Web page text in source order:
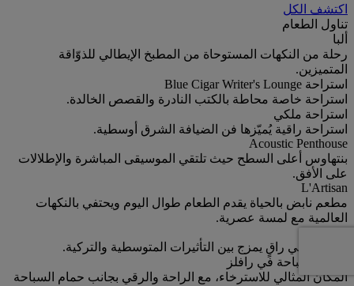
اكتشف الكل
تناول الطعام
ألبا
رحلة من النكهات المستوحاة من المطبخ الإيطالي للذوّاقة
المتميزين.
استراحة Blue Cigar Writer's Lounge
استراحة خاصة محاطة بالكتب النادرة والقصص الخالدة.
استراحة ملكي
استراحة راقية يُميّزها فن الضيافة الشرق أوسطية.
Acoustic Penthouse
بنتهاوس أعلى السطح حيث تلتقي الموسيقى المباشرة والإطلالات
على الأفق.
L'Artisan
مطعم نابض بالحياة يقدم الطعام طوال اليوم ويحتفي بالنكهات
العالمية مع لمسة عصرية.
Aqua
ملاذ ساحلي راقٍ يمزج بين التأثيرات المتوسطية والتركية.
حمام السباحة في رافلز
المكان المثالي للاسترخاء، مع الراحة والرقي بجانب حمام السباحة